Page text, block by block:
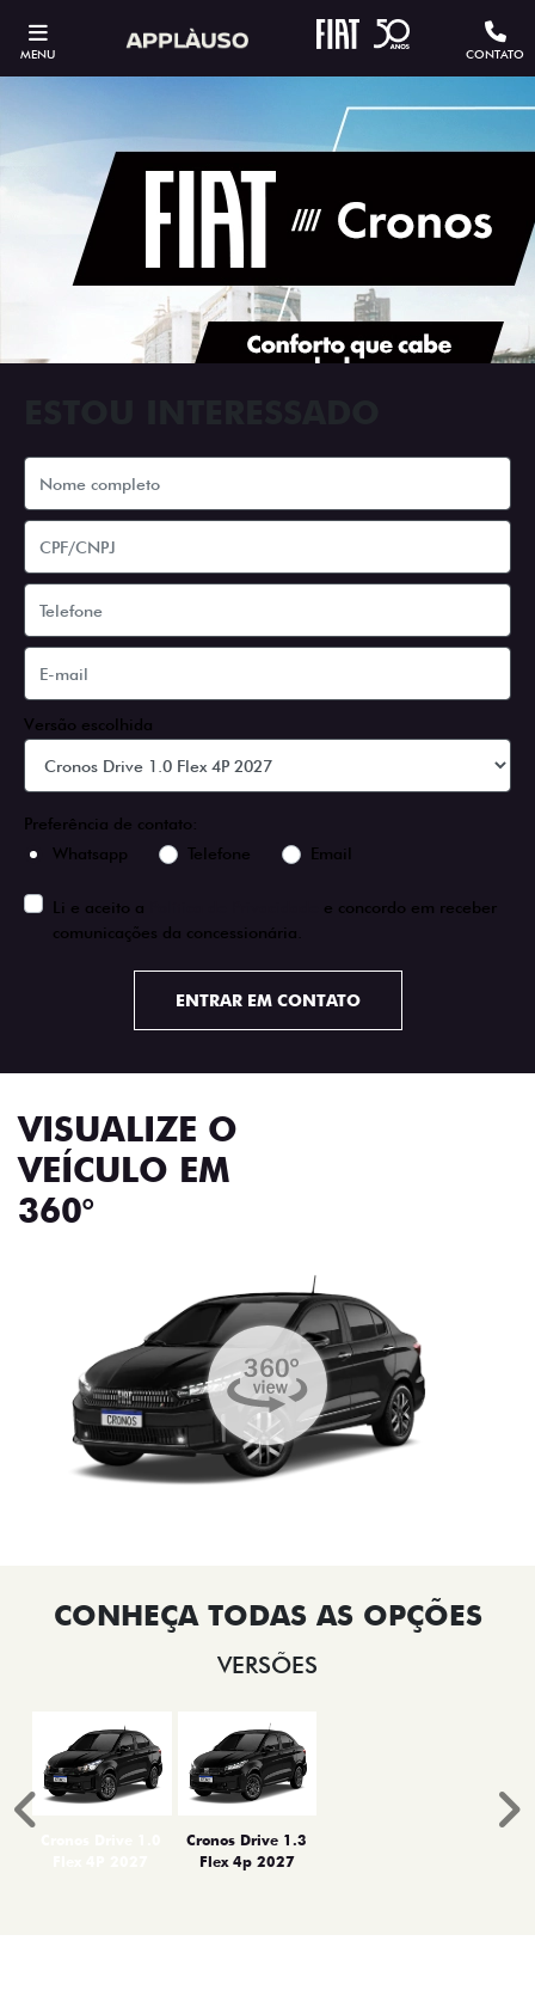
MENU CONTATO
Versão escolhida
Preferência de contato:
Whatsapp
Telefone Email
Li e aceito a
e concordo em receber
comunicações da concessionária.
ENTRAR EM CONTATO
VISUALIZE O
VEÍCULO EM
360°
VERSÕES
Cronos Drive 1.3
Flex 4p 2027
Anterior